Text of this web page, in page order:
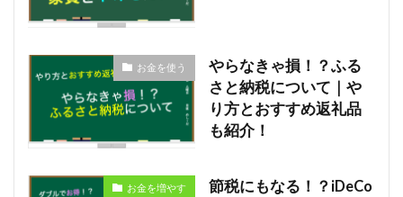
お金を使う
やらなきゃ損！？ふる
さと納税について｜や
り方とおすすめ返礼品
も紹介！
お金を増やす
節税にもなる！？iDeCo